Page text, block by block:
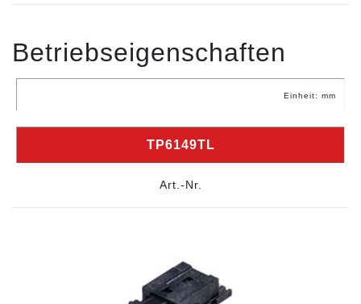
Betriebseigenschaften
Einheit: mm
TP6149TL
Art.-Nr.